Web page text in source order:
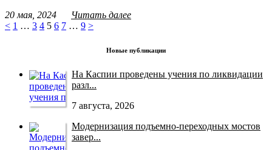
20 мая, 2024
Читать далее
< 1 … 3 4 5 6 7 … 9 >
Новые публикации
На Каспии проведены учения по ликвидации
разл...
7 августа, 2026
Модернизация подъемно-переходных мостов
завер...